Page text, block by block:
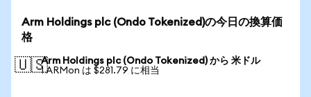
Arm Holdings plc (Ondo Tokenized)の今日の換算価
格
🇺🇸Arm Holdings plc (Ondo Tokenized) から 米ドル
1 ARMon は $281.79 に相当